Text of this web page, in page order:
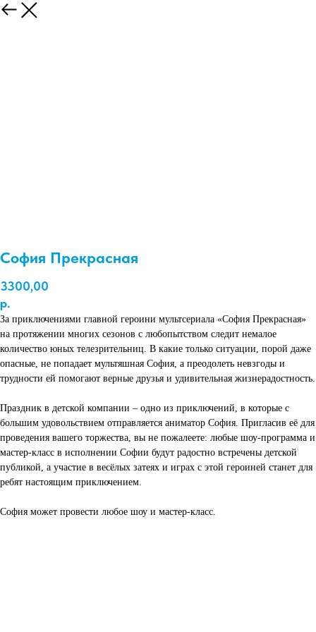
София Прекрасная
3300,00
р.
За приключениями главной героини мультсериала «София Прекрасная»
на протяжении многих сезонов с любопытством следит немалое
количество юных телезрительниц. В какие только ситуации, порой даже
опасные, не попадает мультяшная София, а преодолеть невзгоды и
трудности ей помогают верные друзья и удивительная жизнерадостность.
Праздник в детской компании – одно из приключений, в которые с
большим удовольствием отправляется аниматор София. Пригласив её для
проведения вашего торжества, вы не пожалеете: любые шоу-программа и
мастер-класс в исполнении Софии будут радостно встречены детской
публикой, а участие в весёлых затеях и играх с этой героиней станет для
ребят настоящим приключением.
София может провести любое шоу и мастер-класс.